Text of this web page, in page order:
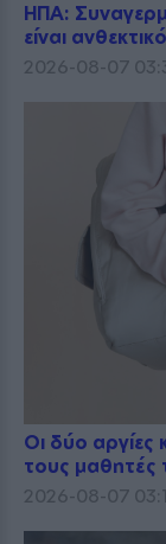
ΗΠΑ:
είναι
2026-08-07
Οι δύο αργίες
τους μαθητές
2026-08-07